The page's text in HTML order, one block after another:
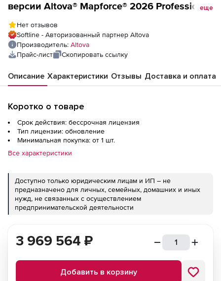
версии Altova® Mapforce® 2026 Professional
Professional Edition to Altova® Mapforce®
2026 Professional Edition Named Users (50)
еще
Нет отзывов
Softline - Авторизованный партнер Altova
Производитель: Altova
Прайс-лист
Скопировать ссылку
Описание Характеристики Отзывы Доставка и оплата
Коротко о товаре
Срок действия: бессрочная лицензия
Тип лицензии: обновление
Минимальная покупка: от 1 шт.
Все характеристики
Доступно только юридическим лицам и ИП – не
предназначено для личных, семейных, домашних и иных
нужд, не связанных с осуществлением
предпринимательской деятельности
3 969 564 ₽
Добавить в корзину